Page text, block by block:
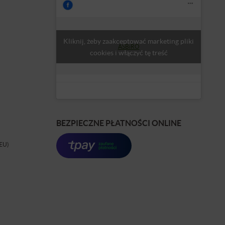
ASBiRO
Kliknij, żeby zaakceptować marketing pliki
cookies i włączyć tę treść
BEZPIECZNE PŁATNOŚCI ONLINE